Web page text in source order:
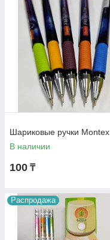
Шариковые ручки Montex
В наличии
100 ₸
Распродажа